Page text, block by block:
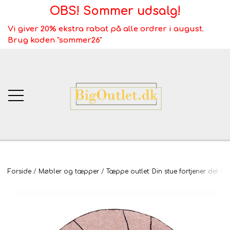
OBS! Sommer udsalg!
Vi giver 20% ekstra rabat på alle ordrer i august.
Brug koden "sommer26"
BigOutlet.dk
Webshop ALT
Forside Møbler og tæpper Tæppe outlet: Din stue fortjener det